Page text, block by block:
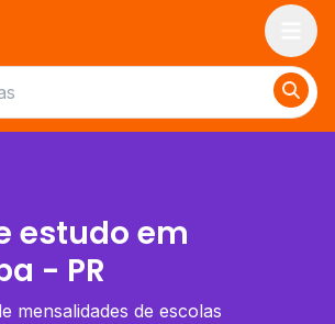
estudo em
- PR
mensalidades de escolas